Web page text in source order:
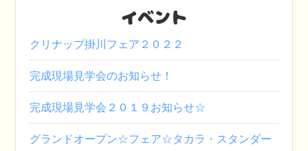
イベント
クリナップ掛川フェア２０２２
完成現場見学会のお知らせ！
完成現場見学会２０１９お知らせ☆
グランドオープン☆フェア☆タカラ・スタンダー